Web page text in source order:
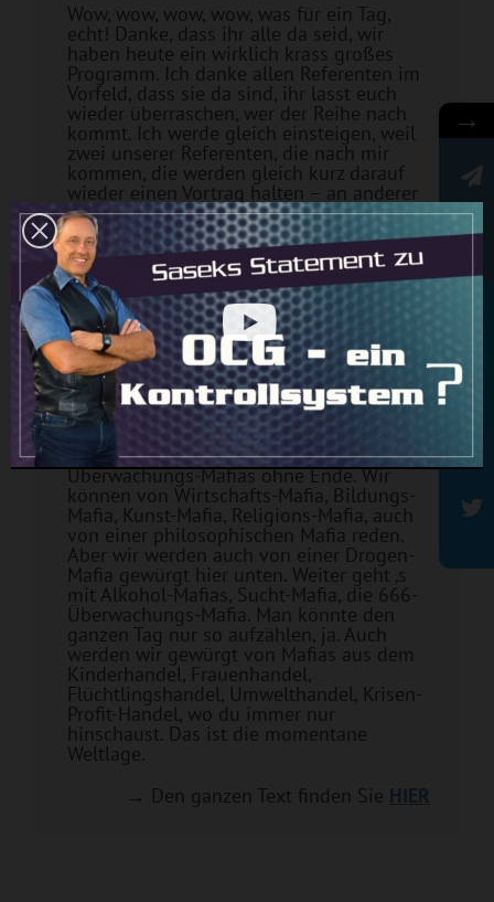
Wow, wow, wow, wow, was für ein Tag,
echt! Danke, dass ihr alle da seid, wir
haben heute ein wirklich krass großes
Programm. Ich danke allen Referenten im
Vorfeld, dass sie da sind, ihr lasst euch
wieder überraschen, wer der Reihe nach
kommt. Ich werde gleich einsteigen, weil
zwei unserer Referenten, die nach mir
kommen, die werden gleich kurz darauf
wieder einen Vortrag halten – an anderer
Stelle. Wir haben heute Prominente zu
Gast. Wir beginnen gleich mit einer
Standortbestimmung. Okay, seid ihr fit?
Publikum: Ja
Ivo Sasek: Okay. Die Weltgemeinschaft,
die ganze liegt echt in einem Würgegriff
und zwar von gnadenlosen Machteliten.
Da würgen uns zum Beispiel eine Finanz-
Mafia, eine Kriegstreiber-Mafia, eine
Pharma-, eine Mainstream-, eine
Funkstrahl-Mafia, uns würgen
Überwachungs-Mafias ohne Ende. Wir
können von Wirtschafts-Mafia, Bildungs-
Mafia, Kunst-Mafia, Religions-Mafia, auch
von einer philosophischen Mafia reden.
Aber wir werden auch von einer Drogen-
Mafia gewürgt hier unten. Weiter geht ‚s
mit Alkohol-Mafias, Sucht-Mafia, die 666-
Überwachungs-Mafia. Man könnte den
ganzen Tag nur so aufzählen, ja. Auch
werden wir gewürgt von Mafias aus dem
Kinderhandel, Frauenhandel,
Flüchtlingshandel, Umwelthandel, Krisen-
Profit-Handel, wo du immer nur
hinschaust. Das ist die momentane
Weltlage.
→ Den ganzen Text finden Sie HIER
→
Newsletter